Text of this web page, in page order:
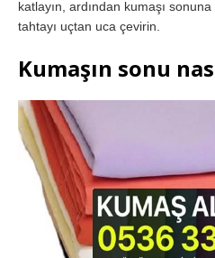
katlayın, ardından kumaşı
tahtayı uçtan uca çevirin.
Kumaşın sonu